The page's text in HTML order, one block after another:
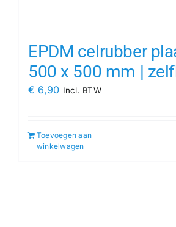
EPDM celrubber
500 x 500 mm |
€ 6,90 Incl. BTW
Toevoegen aan
winkelwagen